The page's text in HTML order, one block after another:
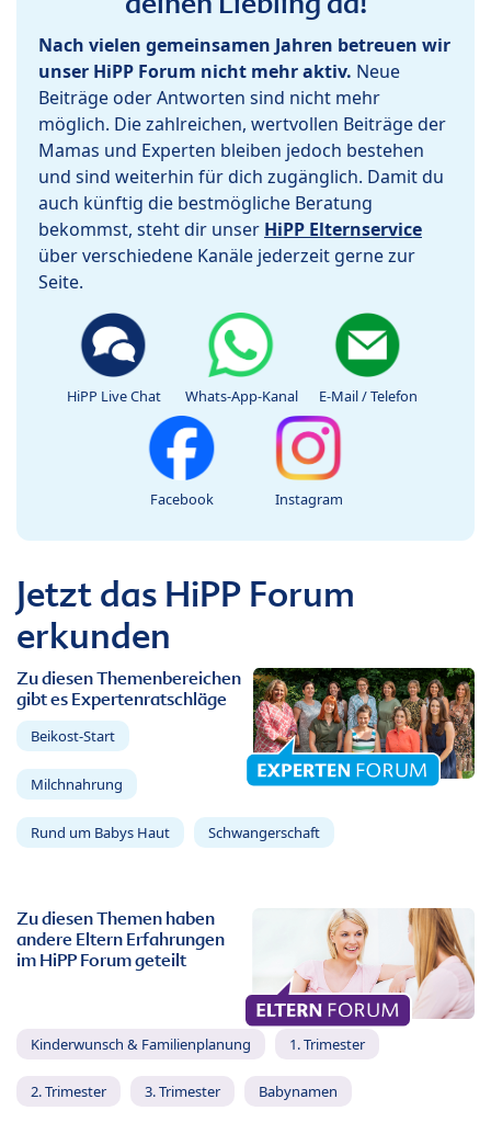
Nach vielen gemeinsamen Jahren betreuen wir
unser HiPP Forum nicht mehr aktiv. Neue
Beiträge oder Antworten sind nicht mehr
möglich. Die zahlreichen, wertvollen Beiträge der
Mamas und Experten bleiben jedoch bestehen
und sind weiterhin für dich zugänglich. Damit du
auch künftig die bestmögliche Beratung
bekommst, steht dir unser HiPP Elternservice
über verschiedene Kanäle jederzeit gerne zur
Seite.
HiPP Live Chat Whats-App-Kanal E-Mail / Telefon
Facebook Instagram
Jetzt das HiPP Forum
erkunden
Zu diesen Themenbereichen
gibt es Expertenratschläge
Beikost-Start
Milchnahrung
Rund um Babys Haut Schwangerschaft
Zu diesen Themen haben
andere Eltern Erfahrungen
im HiPP Forum geteilt
Kinderwunsch & Familienplanung 1. Trimester
2. Trimester 3. Trimester Babynamen